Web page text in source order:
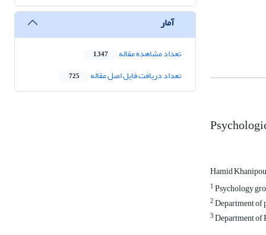
Hamid
1Psychology
2Department of
3Department of
آمار
تعداد مشاهده مقاله 1,347
تعداد دریافت فایل اصل مقاله 725